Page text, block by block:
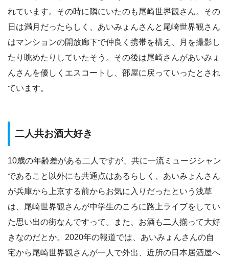
れています。その時に隣にいたのも尾崎世界観さん。その
日は満月だったらしく、あいみょんさんと尾崎世界観さん
はマンションの開放廊下で仲良く携帯を構え、月を撮影し
たり眺めたりしていたそう。その後は尾崎さんがあいみょ
んさんを優しくエスコートし、部屋に戻っていったとされ
ています。
二人共お酒大好き
10歳の年齢差がある二人ですが、共に一流ミュージシャン
であること以外にも共通点はあるらしく、あいみょんさん
が兵庫から上京する前からお気に入りだったという浅草
は、尾崎世界観さんが中学生のころに路上ライブをしてい
た思い出の街なんですって。また、お酒も二人揃って大好
きなのだとか。2020年の報道では、あいみょんさんの自
宅から尾崎世界観さんが一人で外出、近所の日本居酒屋へ